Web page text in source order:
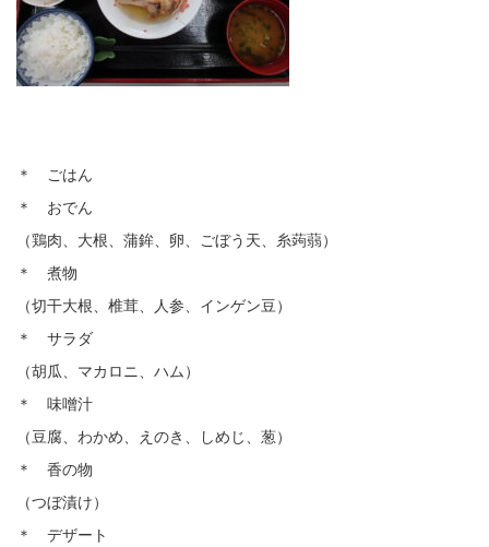
＊ ごはん
＊ おでん
（鶏肉、大根、蒲鉾、卵、ごぼう天、糸蒟蒻）
＊ 煮物
（切干大根、椎茸、人参、インゲン豆）
＊ サラダ
（胡瓜、マカロニ、ハム）
＊ 味噌汁
（豆腐、わかめ、えのき、しめじ、葱）
＊ 香の物
（つぼ漬け）
＊ デザート